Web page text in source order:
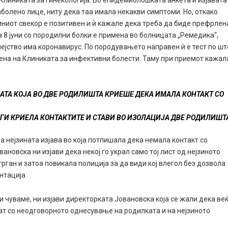
лице, ниту дека таа имала некакви симптоми. Но, откако
свекор е позитивен и ѝ кажале дека треба да биде
јуни со породилни болки е примена во болницата „Ремедика“,
има коронавирус. По породувањето направен ѝ е тест по
на Клиниката за инфективни болести. Таму при приемот
КОЈА ВО ДВЕ РОДИЛИШТА КРИЕШЕ ДЕКА ИМАЛА КОНТАКТ СО
КРИЕЛА КОНТАКТИТЕ И СТАВИ ВО ИЗОЛАЦИЈА ДВЕ
изјава во која потпишала дека немала контакт со
ни изјави дека некој го украл само тој лист од нејзиното
и затоа повикала полиција за да види кој влегол без дозвола
ни изјави директорката Јовановска која се жали дека
со неодговорното однесување на родилката и на нејзиното